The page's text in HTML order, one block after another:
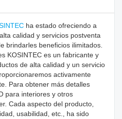
ha estado ofreciendo a
calidad y servicios postventa
brindarles beneficios ilimitados.
KOSINTEC es un fabricante y
de alta calidad y un servicio
activamente
Para obtener más detalles
para interiores y otros
Cada aspecto del producto,
usabilidad, etc., ha sido